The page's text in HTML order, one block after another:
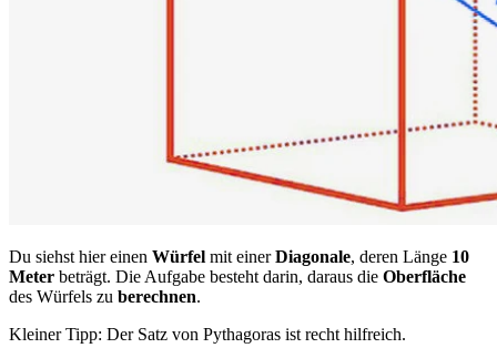
Du siehst hier einen Würfel mit einerDiagonale, deren Länge 10
Meter beträgt. Die Aufgabe besteht darin, daraus die Oberfläche
des Würfels zu berechnen.
Kleiner Tipp: Der Satz von Pythagoras ist recht hilfreich.